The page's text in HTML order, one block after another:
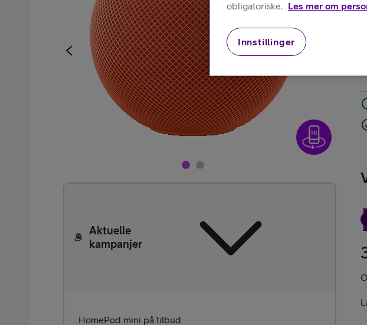
Kjøp smartklokke
Aktuelle
kampanjer
HomePod mini på tilbud
obligatoriske. Les mer om
Innstillinger